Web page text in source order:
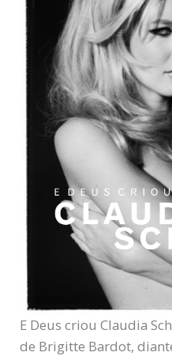
E Deus criou Claudia
de Brigitte Bardot,